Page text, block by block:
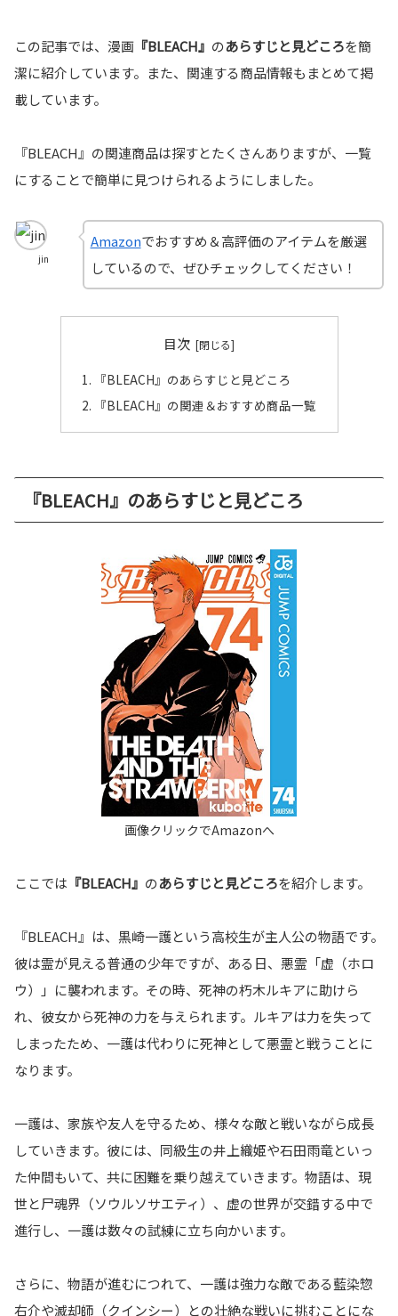
この記事では、漫画 『BLEACH』 のあらすじと見どころを簡
潔に紹介しています。また、関連する商品情報もまとめて掲
載しています。
『BLEACH』の関連商品は探すとたくさんありますが、一覧
にすることで簡単に見つけられるようにしました。
jin
Amazonでおすすめ＆高評価のアイテムを厳選
しているので、ぜひチェックしてください！
目次
『BLEACH』のあらすじと見どころ
『BLEACH』の関連＆おすすめ商品一覧
『BLEACH』のあらすじと見どころ
ここでは 『BLEACH』 のあらすじと見どころを紹介します。
『BLEACH』は、黒崎一護という高校生が主人公の物語です。
彼は霊が見える普通の少年ですが、ある日、悪霊「虚（ホロ
ウ）」に襲われます。その時、死神の朽木ルキアに助けら
れ、彼女から死神の力を与えられます。ルキアは力を失って
しまったため、一護は代わりに死神として悪霊と戦うことに
なります。
一護は、家族や友人を守るため、様々な敵と戦いながら成長
していきます。彼には、同級生の井上織姫や石田雨竜といっ
た仲間もいて、共に困難を乗り越えていきます。物語は、現
世と尸魂界（ソウルソサエティ）、虚の世界が交錯する中で
進行し、一護は数々の試練に立ち向かいます。
さらに、物語が進むにつれて、一護は強力な敵である藍染惣
右介や滅却師（クインシー）との壮絶な戦いに挑むことにな